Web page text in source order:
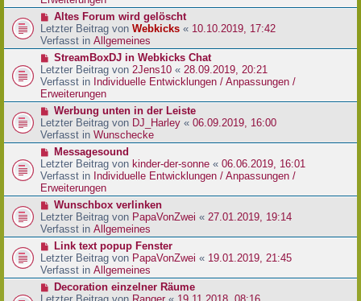
t
a
g
r
B
e
i
r
a
g
N
e
u
e
r
B
e
i
r
a
g
Altes Forum wird gelöscht
Letzter Beitrag von Webkicks « 10.10.2019, 17:42
Verfasst in Allgemeines
N
e
u
e
r
B
e
i
r
a
g
StreamBoxDJ in Webkicks Chat
Letzter Beitrag von 2Jens10 « 28.09.2019, 20:21
Verfasst in Individuelle Entwicklungen / Anpassungen /
Erweiterungen
N
e
u
e
r
B
e
i
r
a
g
Werbung unten in der Leiste
Letzter Beitrag von DJ_Harley « 06.09.2019, 16:00
Verfasst in Wunschecke
N
e
u
e
r
B
e
i
r
a
g
Messagesound
Letzter Beitrag von kinder-der-sonne « 06.06.2019, 16:01
Verfasst in Individuelle Entwicklungen / Anpassungen /
Erweiterungen
N
e
u
e
r
B
e
Wunschbox verlinken
Letzter Beitrag von PapaVonZwei « 27.01.2019, 19:14
Verfasst in Allgemeines
N
e
u
e
r
Link text popup Fenster
Letzter Beitrag von PapaVonZwei « 19.01.2019, 21:45
Verfasst in Allgemeines
N
e
Decoration einzelner Räume